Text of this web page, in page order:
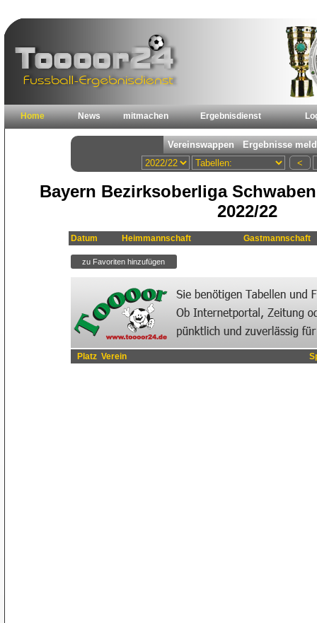
Home News mitmachen Ergebnisdienst
Bayern Bezirksoberliga
2022/22
Datum Heimmannschaft Gastmannschaft
Platz Verein